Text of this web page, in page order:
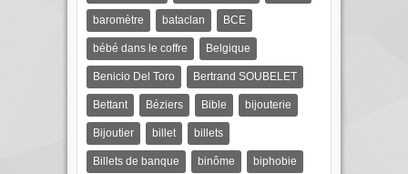
baromètre bataclan BCE
bébé dans le coffre Belgique
Benicio Del Toro Bertrand SOUBELET
Bettant Béziers Bible bijouterie
Bijoutier billet billets
Billets de banque binôme biphobie